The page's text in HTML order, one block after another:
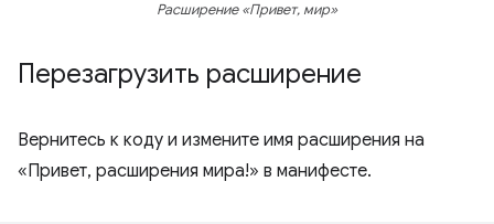
Расширение «Привет, мир»
Перезагрузить расширение
Вернитесь к коду и измените имя расширения на
«Привет, расширения мира!» в манифесте.